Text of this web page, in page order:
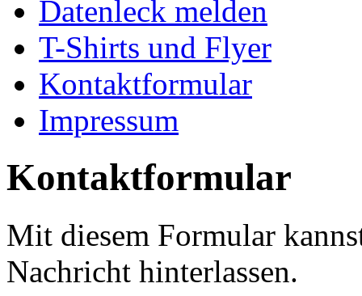
Datenleck melden
T-Shirts und Flyer
Kontaktformular
Impressum
Kontaktformular
Mit diesem Formular
Nachricht hinterlassen.